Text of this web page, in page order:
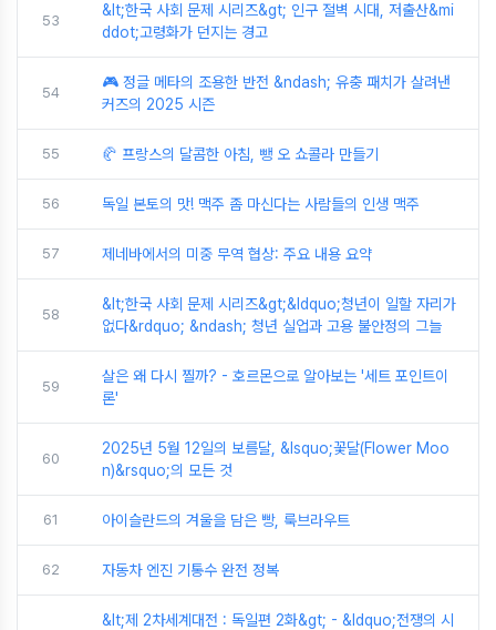
53
&lt;한국 사회 문제 시리즈&gt; 인구 절벽 시대, 저출산&mi
ddot;고령화가 던지는 경고
54
🎮 정글 메타의 조용한 반전 &ndash; 유충 패치가 살려낸
커즈의 2025 시즌
55 🥐 프랑스의 달콤한 아침, 뺑 오 쇼콜라 만들기
56 독일 본토의 맛! 맥주 좀 마신다는 사람들의 인생 맥주
57 제네바에서의 미중 무역 협상: 주요 내용 요약
58
&lt;한국 사회 문제 시리즈&gt;&ldquo;청년이 일할 자리가
없다&rdquo; &ndash; 청년 실업과 고용 불안정의 그늘
59
살은 왜 다시 찔까? - 호르몬으로 알아보는 '세트 포인트이
론'
60
2025년 5월 12일의 보름달, &lsquo;꽃달(Flower Moo
n)&rsquo;의 모든 것
61 아이슬란드의 겨울을 담은 빵, 룩브라우트
62 자동차 엔진 기통수 완전 정복
&lt;제 2차세계대전 : 독일편 2화&gt; - &ldquo;전쟁의 시